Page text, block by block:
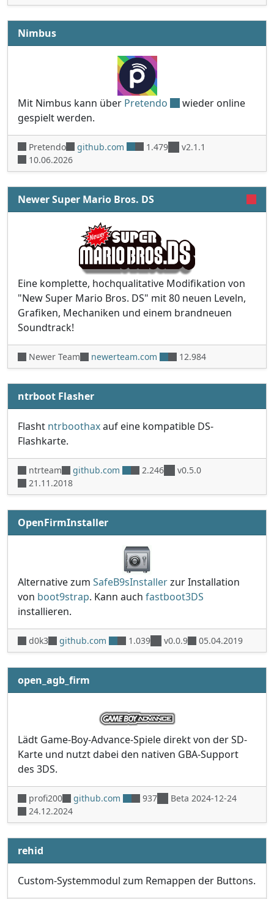
Nimbus
Mit Nimbus kann über Pretendo
wieder online
gespielt werden.
Pretendo github.com 1.479
v2.1.1
10.06.2026
Newer Super Mario Bros. DS
Eine komplette, hochqualitative Modifikation von
"New Super Mario Bros. DS" mit 80 neuen Leveln,
Grafiken, Mechaniken und einem brandneuen
Soundtrack!
Newer Team newerteam.com 12.984
ntrboot Flasher
Flasht ntrboothaxauf eine kompatible DS-
Flashkarte.
ntrteam github.com 2.246
v0.5.0
21.11.2018
OpenFirmInstaller
Alternative zum SafeB9sInstallerzur Installation
von boot9strap. Kann auch fastboot3DS
installieren.
d0k3 github.com 1.039 v0.0.9 05.04.2019
open_agb_firm
Lädt Game-Boy-Advance-Spiele direkt von der SD-
Karte und nutzt dabei den nativen GBA-Support
des 3DS.
profi200 github.com 937
Beta 2024-12-24
24.12.2024
rehid
Custom-Systemmodul zum Remappen der Buttons.